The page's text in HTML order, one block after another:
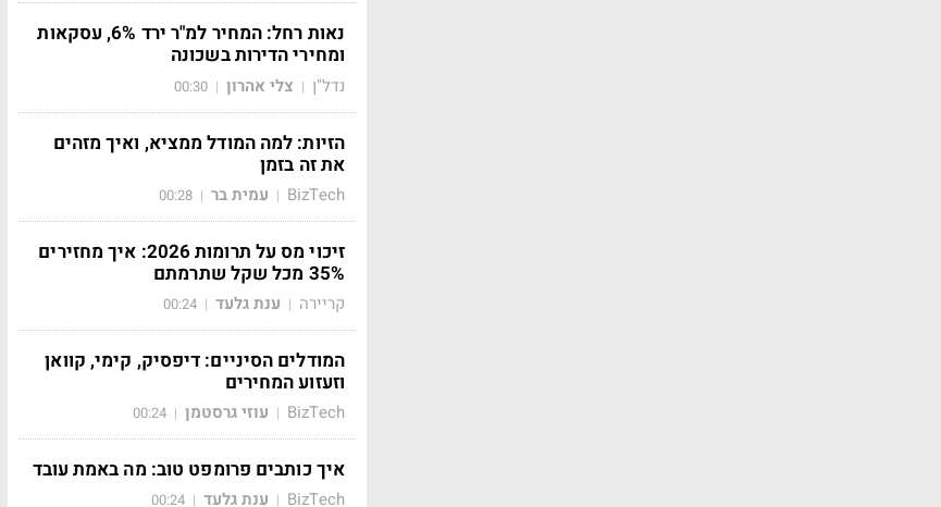
נאות רחל: המחיר למ"ר ירד 6%, עסקאות
ומחירי הדירות בשכונה
נדל"ן | צלי אהרון |
00:30
הזיות: למה המודל ממציא, ואיך מזהים
את זה בזמן
BizTech
| עמית בר |
00:28
זיכוי מס על תרומות 2026: איך מחזירים
35% מכל שקל שתרמתם
קריירה | ענת גלעד |
00:24
המודלים הסיניים: דיפסיק, קימי, קוואן
וזעזוע המחירים
BizTech
| עוזי גרסטמן |
00:24
איך כותבים פרומפט טוב: מה באמת עובד
BizTech
| ענת גלעד |
00:24